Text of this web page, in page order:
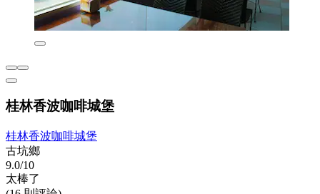
桂林香波咖啡城堡
桂林香波咖啡城堡
古坑鄉
9.0/10
太棒了